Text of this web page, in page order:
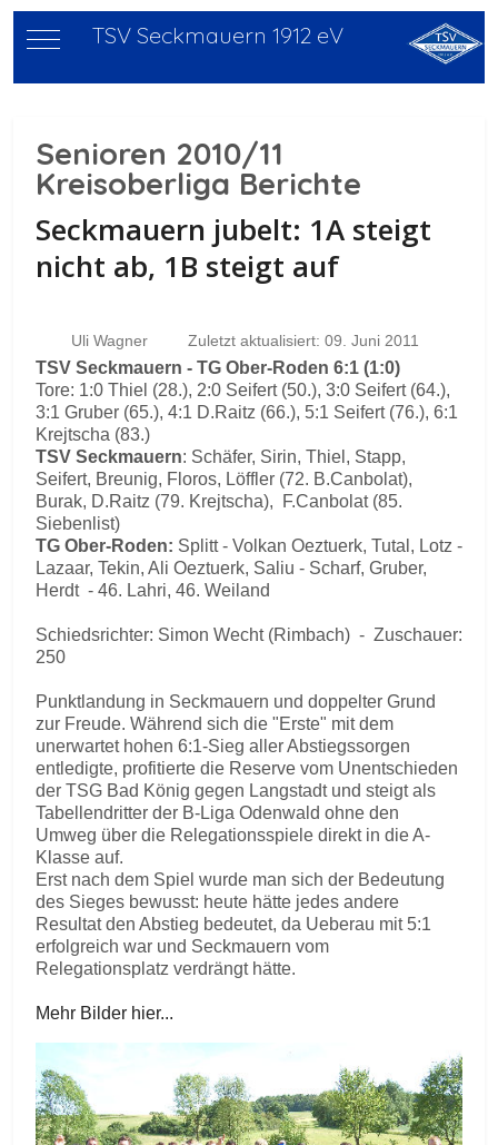
Mobile Menu Toggle
TSV Seckmauern 1912 eV
Senioren 2010/11
Kreisoberliga Berichte
Seckmauern jubelt: 1A steigt
nicht ab, 1B steigt auf
Uli Wagner Zuletzt aktualisiert: 09. Juni 2011
TSV Seckmauern - TG Ober-Roden 6:1 (1:0)
Tore: 1:0 Thiel (28.), 2:0 Seifert (50.), 3:0 Seifert (64.),
3:1 Gruber (65.), 4:1 D.Raitz (66.), 5:1 Seifert (76.), 6:1
Krejtscha (83.)
TSV Seckmauern: Schäfer, Sirin, Thiel, Stapp,
Seifert, Breunig, Floros, Löffler (72. B.Canbolat),
Burak, D.Raitz (79. Krejtscha), F.Canbolat (85.
Siebenlist)
TG Ober-Roden: Splitt - Volkan Oeztuerk, Tutal, Lotz -
Lazaar, Tekin, Ali Oeztuerk, Saliu - Scharf, Gruber,
Herdt - 46. Lahri, 46. Weiland
Schiedsrichter: Simon Wecht (Rimbach) - Zuschauer:
250
Punktlandung in Seckmauern und doppelter Grund
zur Freude. Während sich die "Erste" mit dem
unerwartet hohen 6:1-Sieg aller Abstiegssorgen
entledigte, profitierte die Reserve vom Unentschieden
der TSG Bad König gegen Langstadt und steigt als
Tabellendritter der B-Liga Odenwald ohne den
Umweg über die Relegationsspiele direkt in die A-
Klasse auf.
Erst nach dem Spiel wurde man sich der Bedeutung
des Sieges bewusst: heute hätte jedes andere
Resultat den Abstieg bedeutet, da Ueberau mit 5:1
erfolgreich war und Seckmauern vom
Relegationsplatz verdrängt hätte.
Mehr Bilder hier...